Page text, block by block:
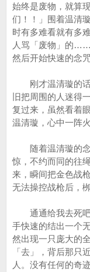
始终是废物，就算
们！！」围着温清
时有多难看就有多
人骂「废物」的……
然后开始快速的念
刚才温清璇的话
旧把周围的人迷得
复过来，虽然看着
温清璇，心中一阵
随着温清璇的念
惊，不约而同的往
来，瞬间把金色战
无法操控战枪后，
通通给我去死吧
手快速的结出一个
然出现一只庞大的
「去」，背后那只
人。没有任何的奇